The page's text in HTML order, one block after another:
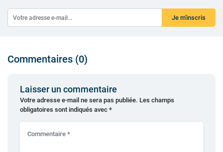
Je m'inscris
Commentaires (0)
Laisser un commentaire
Votre adresse e-mail ne sera pas publiée. Les champs
obligatoires sont indiqués avec *